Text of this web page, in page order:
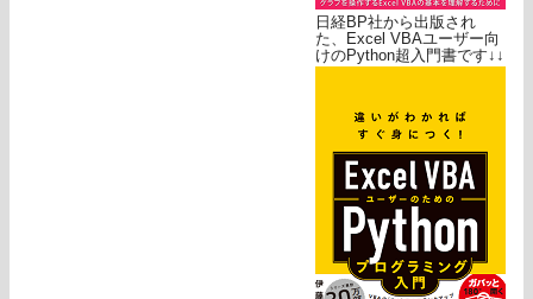
日経BP社から出版され
た、Excel VBAユーザー向
けのPython超入門書です↓↓